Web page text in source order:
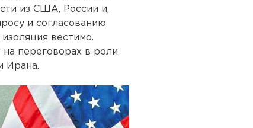
из США, России и,
и согласованию
вестимо.
на переговорах в роли
Ирана.